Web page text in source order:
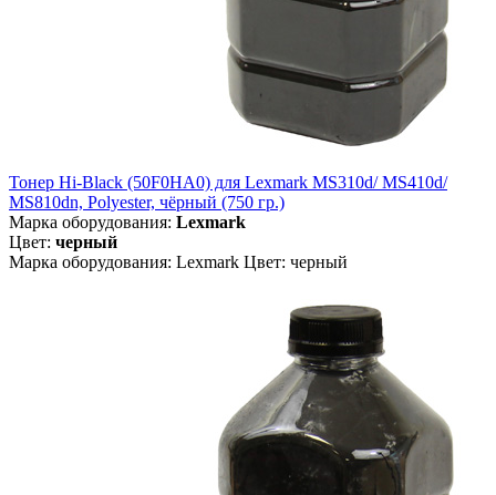
Тонер Hi-Black (50F0HA0) для Lexmark MS310d/ MS410d/
MS810dn, Polyester, чёрный (750 гр.)
Марка оборудования: Lexmark
Цвет: черный
Марка оборудования: Lexmark Цвет: черный